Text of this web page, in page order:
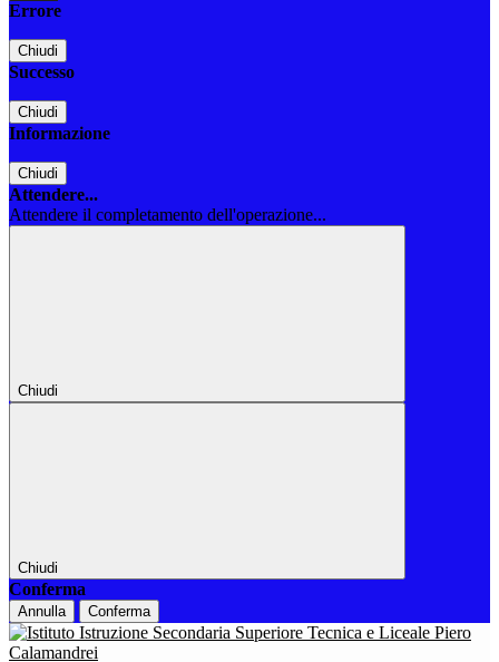
Errore
Chiudi
Successo
Chiudi
Informazione
Chiudi
Attendere...
Attendere il completamento dell'operazione...
Chiudi
Chiudi
Conferma
Annulla Conferma